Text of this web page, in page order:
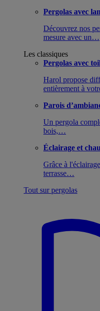
Pergolas avec
Découvrez nos
mesure avec un…
Les classiques
Pergolas avec
Harol propose
entièrement à
Parois
Un pergola
bois,…
Éclairage et
Grâce à
terrasse…
Tout sur pergolas